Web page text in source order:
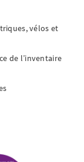
vélos et
de l’inventaire